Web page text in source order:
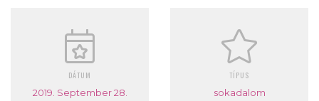
DÁTUM
2019. September 28.
TÍPUS
sokadalom